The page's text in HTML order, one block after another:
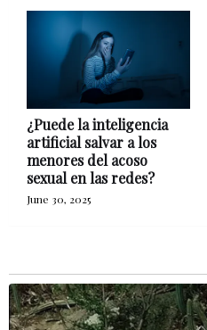
¿Puede la inteligencia
artificial salvar a los
menores del acoso
sexual en las redes?
June 30, 2025